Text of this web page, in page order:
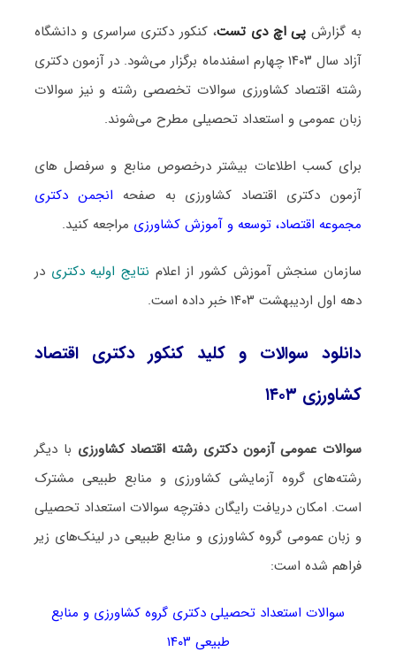
به گزارشپی اچ دی تست، کنکور دکتری سراسری و دانشگاه
آزاد سال ۱۴۰۳ چهارم اسفندماه برگزار می‌شود. در آزمون دکتری
رشته اقتصاد کشاورزی سوالات تخصصی رشته و نیز سوالات
زبان عمومی و استعداد تحصیلی مطرح می‌شوند.
برای کسب اطلاعات بیشتر درخصوص منابع و سرفصل های
آزمون دکتری اقتصاد کشاورزی به صفحه انجمن دکتری
مجموعه اقتصاد، توسعه و آموزش کشاورزی مراجعه کنید.
سازمان سنجش آموزش کشور از اعلام نتایج اولیه دکتری در
دهه اول اردیبهشت ۱۴۰۳ خبر داده است.
دانلود سوالات و کلید کنکور دکتری اقتصاد
کشاورزی ۱۴۰۳
سوالات عمومی آزمون دکتری رشته اقتصاد کشاورزی با دیگر
رشته‌های گروه آزمایشی کشاورزی و منابع طبیعی مشترک
است. امکان دریافت رایگان دفترچه سوالات استعداد تحصیلی
و زبان عمومی گروه کشاورزی و منابع طبیعی در لینک‌های زیر
فراهم شده است:
سوالات استعداد تحصیلی دکتری گروه کشاورزی و منابع
طبیعی ۱۴۰۳